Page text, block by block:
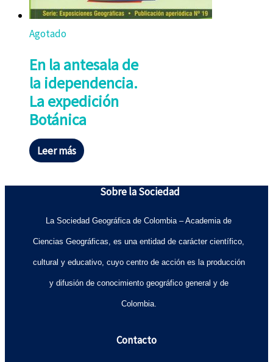
Agotado
En la antesala de
la idependencia.
La expedición
Botánica
Leer más
Sobre la Sociedad
La Sociedad Geográfica de Colombia – Academia de
Ciencias Geográficas, es una entidad de carácter científico,
cultural y educativo, cuyo centro de acción es la producción
y difusión de conocimiento geográfico general y de
Colombia.
Contacto